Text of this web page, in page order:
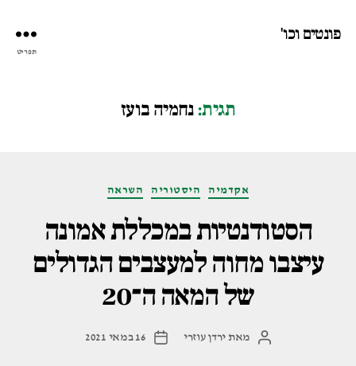
פונטים וכו'
תפריט
תגית:נחמיה בועז
קטגוריות אקדמיה היסטוריה השראה
הסטודנטיות במכללת אמונה
עיצבו מחוה למעצבים הגדולים
של המאה ה־20
המחבר
מאת ירדן עוזרי
תאריך
16 במאי 2021